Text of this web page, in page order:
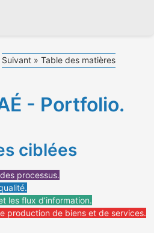
Suivant » Table des matières
- Portfolio.
ciblées
processus.
les flux d’information.
production de biens et de services.